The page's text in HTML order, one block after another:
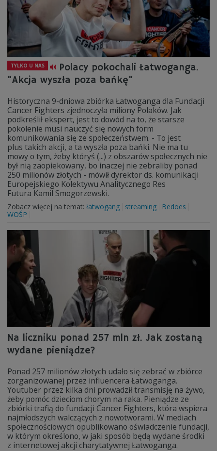
TYLKO U NAS
Polacy pokochali Łatwoganga.
"Akcja wyszła poza bańkę"
Historyczna 9-dniowa zbiórka Łatwoganga dla Fundacji
Cancer Fighters zjednoczyła miliony Polaków. Jak
podkreślił ekspert, jest to dowód na to, że starsze
pokolenie musi nauczyć się nowych form
komunikowania się ze społeczeństwem. - To jest
plus takich akcji, a ta wyszła poza bańki. Nie ma tu
mowy o tym, żeby któryś (...) z obszarów społecznych nie
był nią zaopiekowany, bo inaczej nie zebraliby ponad
250 milionów złotych - mówił dyrektor ds. komunikacji
Europejskiego Kolektywu Analitycznego Res
Futura Kamil Smogorzewski.
Zobacz więcej na temat: łatwogang streaming
Bedoes
WOŚP
Na liczniku ponad 257 mln zł. Jak zostaną
wydane pieniądze?
Ponad 257 milionów złotych udało się zebrać w zbiórce
zorganizowanej przez influencera Łatwoganga.
Youtuber przez kilka dni prowadził transmisję na żywo,
żeby pomóc dzieciom chorym na raka. Pieniądze ze
zbiórki trafią do fundacji Cancer Fighters, która wspiera
najmłodszych walczących z nowotworami. W mediach
społecznościowych opublikowano oświadczenie fundacji,
w którym określono, w jaki sposób będą wydane środki
z internetowej akcji charytatywnej Łatwoganga.